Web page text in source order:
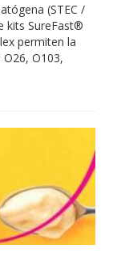
(STEC /
kits SureFast®
permiten la
O103,